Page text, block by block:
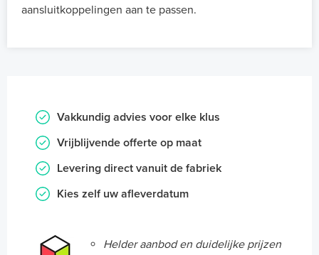
aansluitkoppelingen aan te passen.
Vakkundig advies voor elke klus
Vrijblijvende offerte op maat
Levering direct vanuit de fabriek
Kies zelf uw afleverdatum
Helder aanbod en duidelijke prijzen